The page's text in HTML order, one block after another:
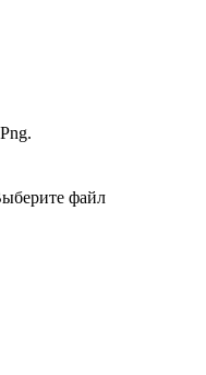
файл